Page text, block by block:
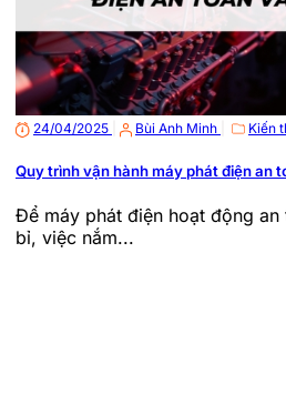
24/04/2025 Bùi Anh Minh Kiến
Quy trình vận hành máy phát điện an
Để máy phát điện hoạt động an
bỉ, việc nắm...